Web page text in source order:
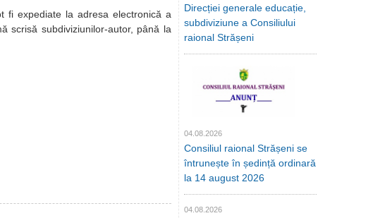
fi expediate la adresa electronică a
scrisă subdiviziunilor-autor, până la
Direcției generale educație,
subdiviziune a Consiliului
raional Strășeni
04.08.2026
Consiliul raional Strășeni se
întrunește în ședință ordinară
la 14 august 2026
04.08.2026